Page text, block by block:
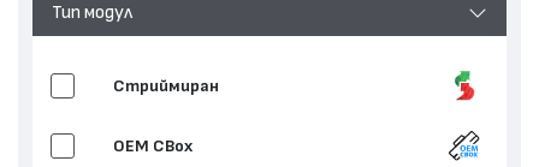
Тип модул
Стриймиран
OEM CBox